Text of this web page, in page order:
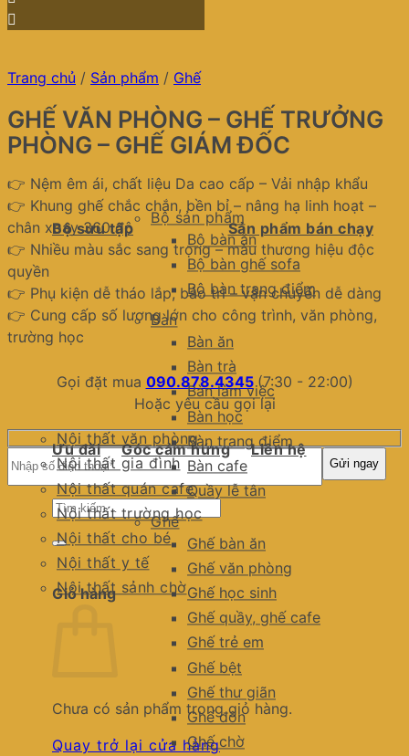
Bộ sản phẩm
Bộ bàn ăn
Bộ bàn ghế sofa
Bộ bàn trang điểm
Bàn
Bàn ăn
Bàn trà
Bàn làm việc
Bàn học
Bàn trang điểm
Bàn cafe
Quầy lễ tân
Ghế
Ghế bàn ăn
Ghế văn phòng
Ghế học sinh
Ghế quầy, ghế cafe
Ghế trẻ em
Ghế bệt
Ghế thư giãn
Ghế đôn
Ghế chờ
Bộ sưu tập
Nội thất văn phòng
Nội thất gia đình
Nội thất quán cafe
Nội thất trường học
Nội thất cho bé
Nội thất y tế
Nội thất sảnh chờ
Sản phẩm bán chạy
Ưu đãi Góc cảm hứng Liên hệ
Tìm
kiếm:
Giỏ hàng
Chưa có sản phẩm trong giỏ hàng.
Quay trở lại cửa hàng
Trang chủ / Sản phẩm / Ghế
GHẾ VĂN PHÒNG – GHẾ TRƯỞNG
PHÒNG – GHẾ GIÁM ĐỐC
👉 Nệm êm ái, chất liệu Da cao cấp – Vải nhập khẩu
👉 Khung ghế chắc chắn, bền bỉ – nâng hạ linh hoạt –
chân xoay 360 độ
👉 Nhiều màu sắc sang trọng – màu thương hiệu độc
quyền
👉 Phụ kiện dễ tháo lắp, bảo trì – vận chuyển dễ dàng
👉 Cung cấp số lượng lớn cho công trình, văn phòng,
trường học
Gọi đặt mua 090.878.4345 (7:30 - 22:00)
Hoặc yêu cầu gọi lại